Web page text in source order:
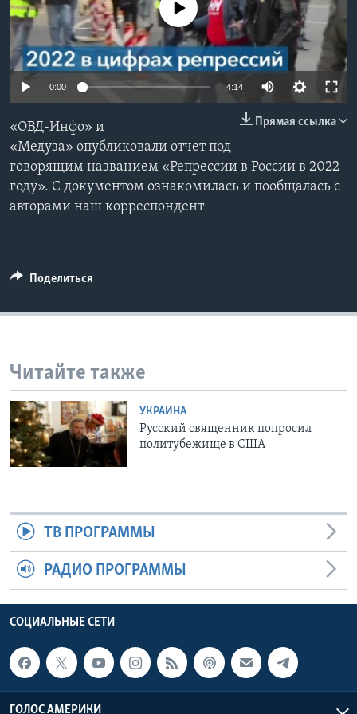
Learning English
СОЦИАЛЬНЫЕ СЕТИ
Языки
No media source currently available
0:00 4:14
Прямая ссылка
«ОВД-Инфо» и
«Медуза» опубликовали отчет под
говорящим названием «Репрессии в России в 2022
году». С документом ознакомилась и пообщалась с
авторами наш корреспондент
Поделиться
Читайте также
УКРАИНА
Русский священник попросил
политубежище в США
ТВ ПРОГРАММЫ
РАДИО ПРОГРАММЫ
СОЦИАЛЬНЫЕ СЕТИ
ГОЛОС АМЕРИКИ